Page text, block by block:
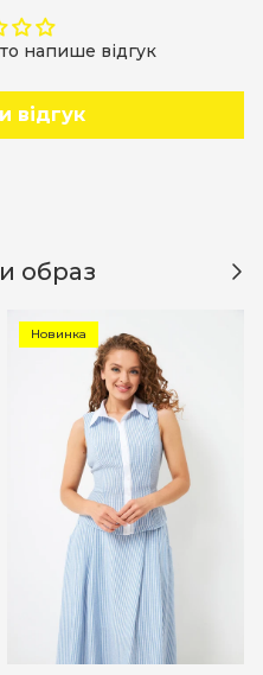
напише відгук
відгук
образ
Новинка